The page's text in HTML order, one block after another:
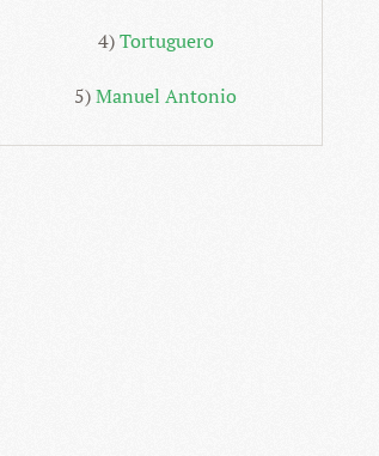
4)Tortuguero
5)Manuel Antonio